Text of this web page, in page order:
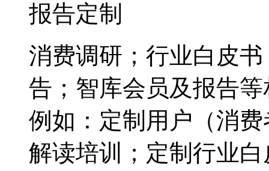
报告定制
消费调研；行业白皮
告；智库会员及报告
例如：定制用户（消
解读培训；定制行业